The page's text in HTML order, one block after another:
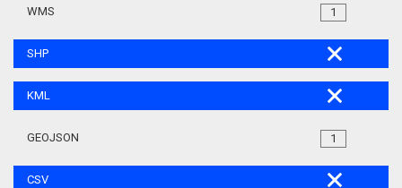
1
WMS
SHP
KML
1
GEOJSON
CSV